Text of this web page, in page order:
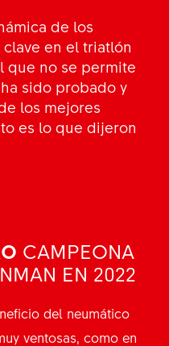
de los
en el triatlón
que no se permite
sido probado y
los mejores
es lo que dijeron
CAMPEONA
EN 2022
del neumático
ventosas, como en
DE
70.3
el complemento
y a la máquina.